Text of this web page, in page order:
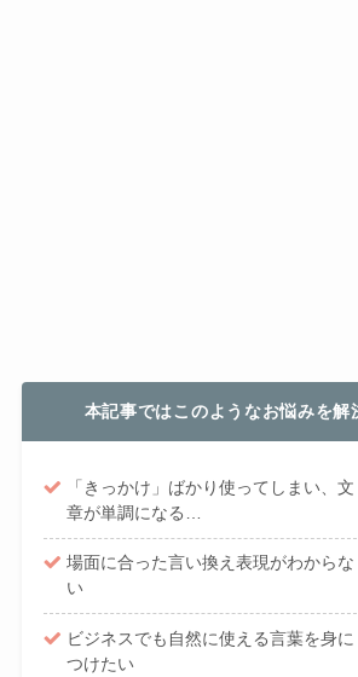
本記事ではこのようなお悩みを解
「きっかけ」ばかり使ってしまい、文
章が単調になる…
場面に合った言い換え表現がわからな
い
ビジネスでも自然に使える言葉を身に
つけたい